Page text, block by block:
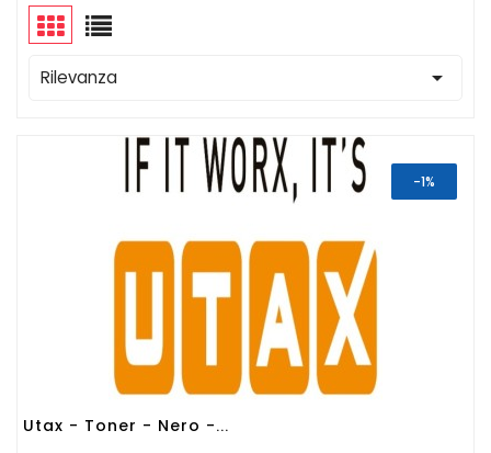
Rilevanza 
-1%
Utax - Toner - Nero -...